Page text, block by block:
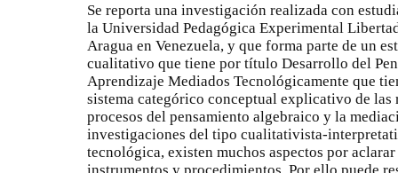
Se reporta una investigación realizada con
la Universidad Pedagógica Experimental
Aragua en Venezuela, y que forma parte de un
cualitativo que tiene por título Desarrollo del
Aprendizaje Mediados Tecnológicamente que
sistema categórico conceptual explicativo de
procesos del pensamiento algebraico y la
investigaciones del tipo cualitativista-
tecnológica, existen muchos aspectos por